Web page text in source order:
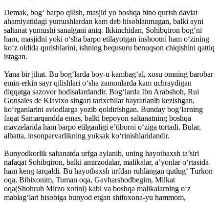
Demak, bog‘ barpo qilish, masjid yo boshqa bino qurish davlat
ahamiyatidagi yumushlardan kam deb hisoblanmagan, balki ayni
saltanat yumushi sanalgani aniq. Ikkinchidan, Sohibqiron bog‘ni
ham, masjidni yoki o‘sha barpo etilayotgan inshootni ham o‘zining
ko‘z oldida qurishlarini, ishning bequsuru benuqson chiqishini qattiq
istagan.
Yana bir jihat. Bu bog‘larda boy-u kambag‘al, xosu omning barobar
emin-erkin sayr qilishlari o‘sha zamonlarda kam uchraydigan
diqqatga sazovor hodisalardandir. Bog‘larda Ibn Arabshoh, Rui
Gonsales de Klavixo singari tarixchilar hayratlanib kezishgan,
ko‘rganlarini avlodlarga yozib qoldirishgan. Bunday bog‘larning
faqat Samarqandda emas, balki bepoyon saltanatning boshqa
mavzelarida ham barpo etilganligi e’tiborni o‘ziga tortadi. Bular,
albatta, insonparvarlikning yuksak ko‘rinishlaridandir.
Bunyodkorlik saltanatda urfga aylanib, uning hayotbaxsh ta’siri
nafaqat Sohibqiron, balki amirzodalar, malikalar, a’yonlar o‘rtasida
ham keng tarqaldi. Bu hayotbaxsh urfdan ruhlangan qutlug‘ Turkon
oqa, Bibixonim, Tuman oqa, Gavharshodbegim, Milkat
oqa(Shohruh Mirzo xotini) kabi va boshqa malikalarning o‘z
mablag‘lari hisobiga bunyod etgan shifoxona-yu hammom,